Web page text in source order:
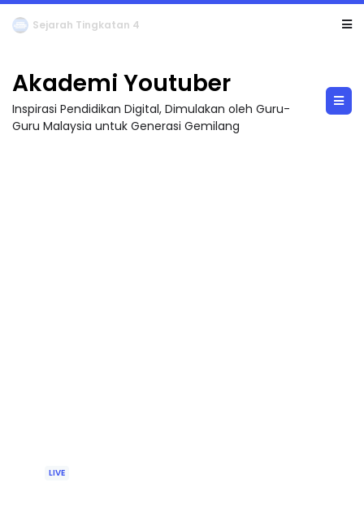
LIVE 🔴 [LIVE] PRINSIP PERAKAUNAN, BEDAH TUNTAS SOALAN 1 TRIAL OLEH CIKGU ...
Akademi Youtuber
Inspirasi Pendidikan Digital, Dimulakan oleh Guru-
Guru Malaysia untuk Generasi Gemilang
LIVE